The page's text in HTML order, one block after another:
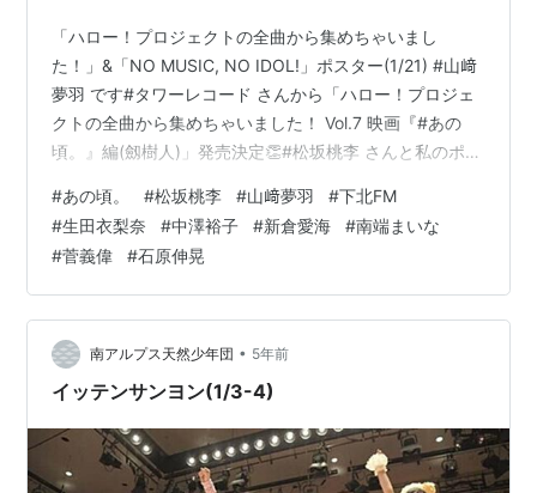
「ハロー！プロジェクトの全曲から集めちゃいまし
た！」&「NO MUSIC, NO IDOL!」ポスター(1/21) #山﨑
夢羽 です#タワーレコード さんから「ハロー！プロジェ
クトの全曲から集めちゃいました！ Vol.7 映画『#あの
頃。』編(劔樹人)」発売決定👏#松坂桃李 さんと私のポス
たイラストが #BEYOOOOONDS ver.嬉しすぎっ！
https://t.co/QJ5Y356rng pic.twitter.com/vXakhjadAz
— BEYOOOOONDS (@BEYOOOOONDS_) January 21,
2021 タワ…
#あの頃。 #松坂桃李 #山﨑夢羽 #下北FM
#生田衣梨奈 #中澤裕子 #新倉愛海 #南端まいな
#菅義偉 #石原伸晃
南アルプス天然少年団 • 5年前
イッテンサンヨン(1/3-4)